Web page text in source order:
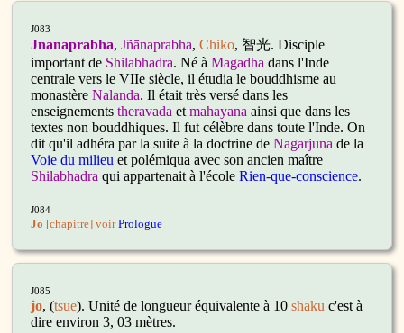
J083
Jnanaprabha,Jñānaprabha,Chiko, 智光. Disciple
important de Shilabhadra. Né àMagadha dans l'Inde
centrale vers le VIIe siècle, il étudia le bouddhisme au
monastèreNalanda. Il était très versé dans les
enseignementstheravada et mahayana ainsi que dans les
textes non bouddhiques. Il fut célèbre dans toute l'Inde. On
dit qu'il adhéra par la suite à la doctrine deNagarjuna de la
Voie du milieu et polémiqua avec son ancien maître
Shilabhadra qui appartenait à l'écoleRien-que-conscience.
J084
Jo [chapitre] voirPrologue
J085
jo, (tsue). Unité de longueur équivalente à 10shaku c'est à
dire environ 3, 03 mètres.